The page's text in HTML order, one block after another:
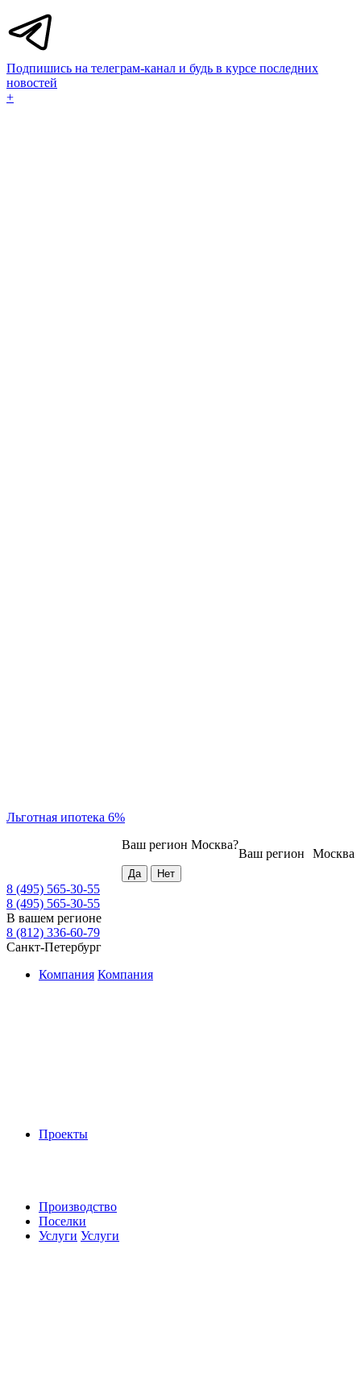
Подпишись на телеграм-канал и будь в курсе последних
новостей
+
Льготная ипотека 6%
Москва
Ваш регион
Ваш регион Москва?
8 (495) 565-30-55
8 (495) 565-30-55
В вашем регионе
8 (812) 336-60-79
Санкт-Петербург
Компания Компания
Проекты
Производство
Поселки
Услуги Услуги